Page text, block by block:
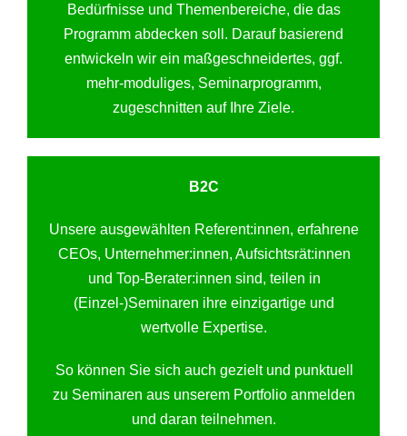
Bedürfnisse und Themenbereiche, die das
Programm abdecken soll. Darauf basierend
entwickeln wir ein maßgeschneidertes, ggf.
mehr-moduliges, Seminarprogramm,
zugeschnitten auf Ihre Ziele.
B2C
Unsere ausgewählten Referent:innen, erfahrene
CEOs, Unternehmer:innen, Aufsichtsrät:innen
und Top-Berater:innen sind, teilen in
(Einzel-)Seminaren ihre einzigartige und
wertvolle Expertise.
So können Sie sich auch gezielt und punktuell
zu Seminaren aus unserem Portfolio anmelden
und daran teilnehmen.